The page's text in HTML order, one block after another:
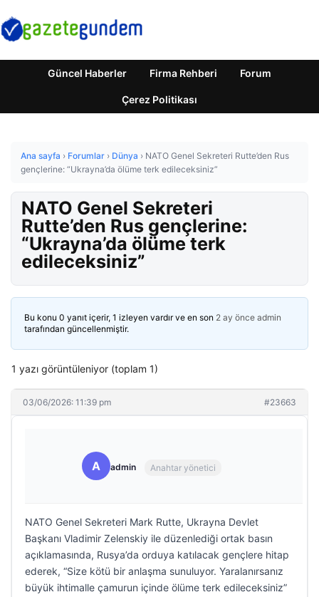
Güncel Haberler Firma Rehberi Forum
Çerez Politikası
Ana sayfa › Forumlar › Dünya › NATO Genel Sekreteri Rutte’den Rus
gençlerine: “Ukrayna’da ölüme terk edileceksiniz”
NATO Genel Sekreteri
Rutte’den Rus gençlerine:
“Ukrayna’da ölüme terk
edileceksiniz”
Bu konu 0 yanıt içerir, 1 izleyen vardır ve en son 2 ay önce admin
tarafından güncellenmiştir.
1 yazı görüntüleniyor (toplam 1)
03/06/2026: 11:39 pm #23663
A admin Anahtar yönetici
NATO Genel Sekreteri Mark Rutte, Ukrayna Devlet
Başkanı Vladimir Zelenskiy ile düzenlediği ortak basın
açıklamasında, Rusya’da orduya katılacak gençlere hitap
ederek, “Size kötü bir anlaşma sunuluyor. Yaralanırsanız
büyük ihtimalle çamurun içinde ölüme terk edileceksiniz”